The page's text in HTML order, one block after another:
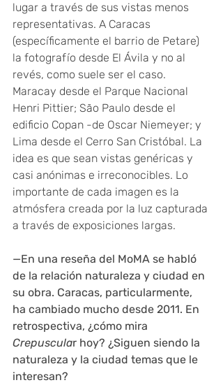
lugar a través de sus vistas menos
representativas. A Caracas
(específicamente el barrio de Petare)
la fotografío desde El Ávila y no al
revés, como suele ser el caso.
Maracay desde el Parque Nacional
Henri Pittier; São Paulo desde el
edificio Copan -de Oscar Niemeyer; y
Lima desde el Cerro San Cristóbal. La
idea es que sean vistas genéricas y
casi anónimas e irreconocibles. Lo
importante de cada imagen es la
atmósfera creada por la luz capturada
a través de exposiciones largas.
—En una reseña del MoMA se habló
de la relación naturaleza y ciudad en
su obra. Caracas, particularmente,
ha cambiado mucho desde 2011. En
retrospectiva, ¿cómo mira
Crepuscular hoy? ¿Siguen siendo la
naturaleza y la ciudad temas que le
interesan?